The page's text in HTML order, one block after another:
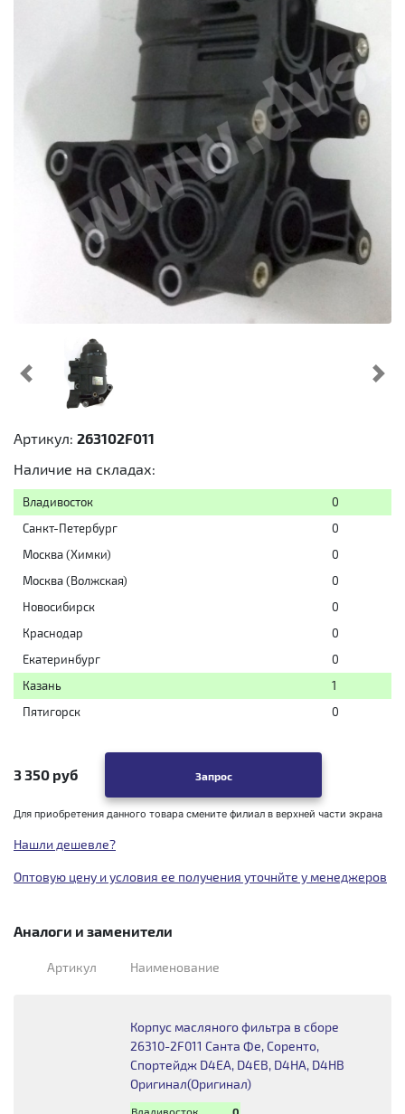
Предыдущий
Артикул: 263102F011
Наличие на складах:
Владивосток
0
Санкт-Петербург
0
Москва (Химки)
0
Москва (Волжская)
0
Новосибирск
0
Краснодар
0
Екатеринбург
0
Казань
1
Пятигорск
0
3 350 руб Запрос
Для приобретения данного товара смените филиал в верхней части экрана
Нашли дешевле?
Оптовую цену и условия ее получения уточнйте у менеджеров
Аналоги и заменители
Артикул Наименование
Корпус масляного фильтра в сборе
26310-2F011 Санта Фе, Соренто,
Спортейдж D4EA, D4EB, D4HA, D4HB
Оригинал(Оригинал)
Владивосток 0